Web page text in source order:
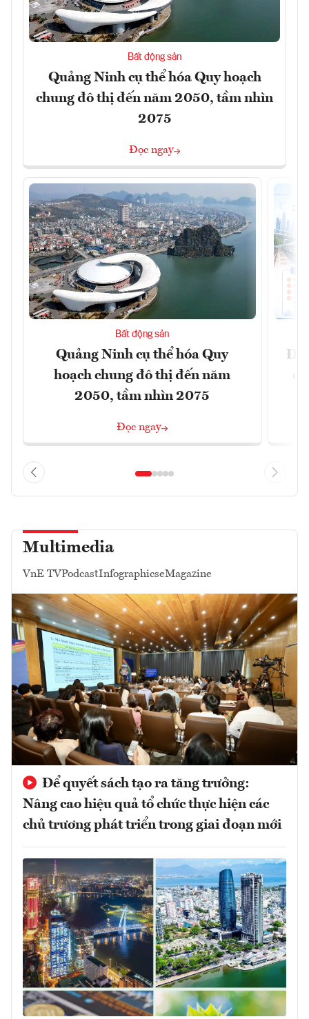
Bất động sản
Quảng Ninh cụ thể hóa Quy hoạch
chung đô thị đến năm 2050, tầm nhìn
2075
Đọc ngay
Bất động sản
Quảng Ninh cụ thể hóa Quy
hoạch chung đô thị đến năm
2050, tầm nhìn 2075
Đọc ngay
Multimedia
VnE TVPodcastInfographicseMagazine
Để quyết sách tạo ra tăng trưởng:
Nâng cao hiệu quả tổ chức thực hiện các
chủ trương phát triển trong giai đoạn mới